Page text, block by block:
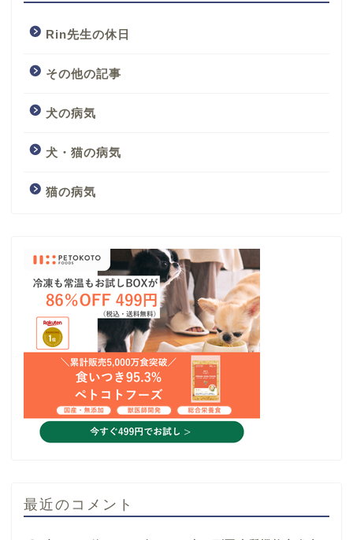
Rin先生の休日
その他の記事
犬の病気
犬・猫の病気
猫の病気
最近のコメント